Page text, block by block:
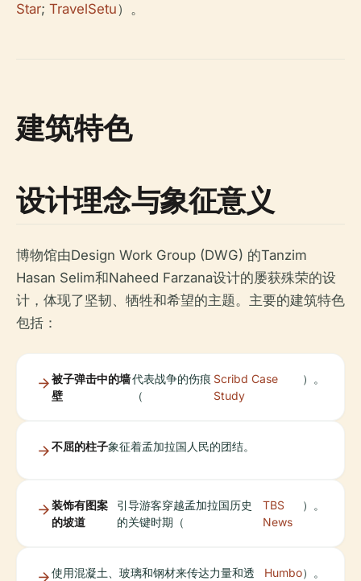
Star; TravelSetu）。
建筑特色
设计理念与象征意义
博物馆由Design Work Group (DWG) 的Tanzim
Hasan Selim和Naheed Farzana设计的屡获殊荣的设
计，体现了坚韧、牺牲和希望的主题。主要的建筑特色
包括：
被子弹击中的墙
壁
代表战争的伤痕
（
Scribd Case
Study
）。
不屈的柱子象征着孟加拉国人民的团结。
装饰有图案
的坡道
引导游客穿越孟加拉国历史
的关键时期（
TBS
News
）。
使用混凝土、玻璃和钢材来传达力量和透
Humbo）。